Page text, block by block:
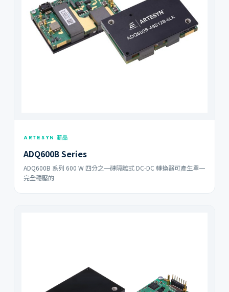
ARTESYN 新品
ADQ600B Series
ADQ600B 系列 600 W 四分之一磚隔離式 DC-DC 轉換器可產生單一
完全穩壓的